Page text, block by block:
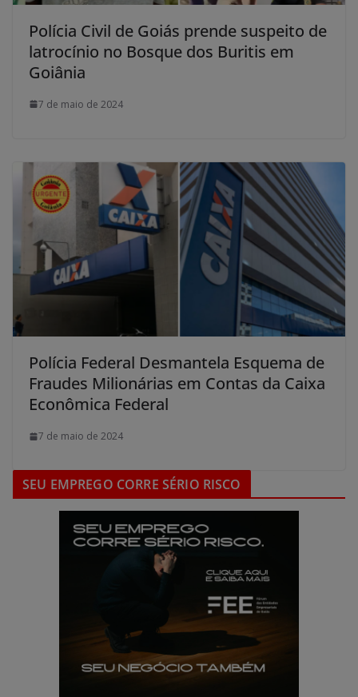
Polícia Civil de Goiás prende suspeito de
latrocínio no Bosque dos Buritis em
Goiânia
7 de maio de 2024
Polícia Federal Desmantela Esquema de
Fraudes Milionárias em Contas da Caixa
Econômica Federal
7 de maio de 2024
SEU EMPREGO CORRE SÉRIO RISCO